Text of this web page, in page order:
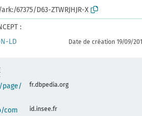
67375/D63-ZTWRJHJR-X
:
LD Date de création 19/09/
page/
fr.dbpedia.org
com
id.insee.fr